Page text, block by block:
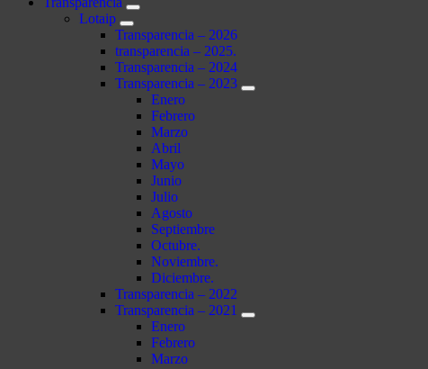
Lotaip
Transparencia – 2026
transparencia – 2025.
Transparencia – 2024
Transparencia – 2023
Enero
Febrero
Marzo
Abril
Mayo
Junio
Julio
Agosto
Septiembre
Octubre.
Noviembre.
Diciembre.
Transparencia – 2022
Transparencia – 2021
Enero
Febrero
Marzo